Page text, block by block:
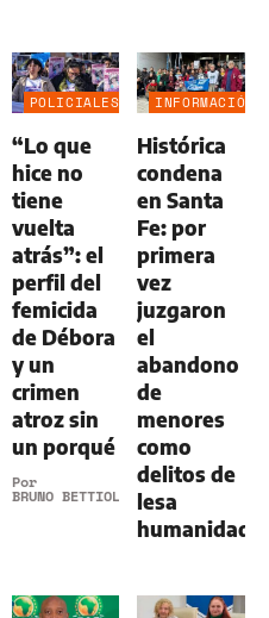
POLICIALES
“Lo que
hice no
tiene
vuelta
atrás”: el
perfil del
femicida
de Débora
y un
crimen
atroz sin
un porqué
Por
BRUNO BETTIOL
INFORMACIÓN
Histórica
condena
en Santa
Fe: por
primera
vez
juzgaron
el
abandono
de
menores
como
delitos de
lesa
humanidad